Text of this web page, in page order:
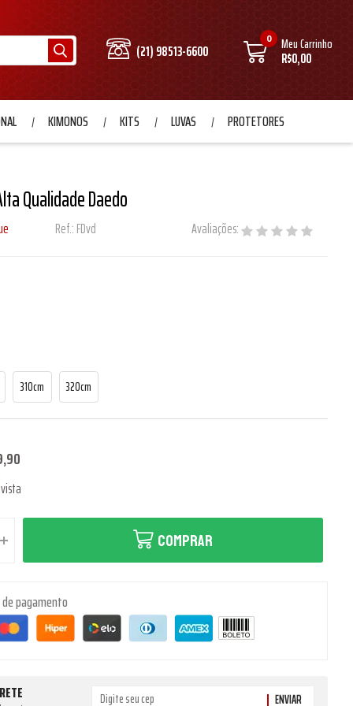
(21) 98513-6600
0 Meu Carrinho
R$0,00
KIMONOS KITS LUVAS PROTETORES
Qualidade Daedo
Ref.:FDvd Avaliações:
310cm 320cm
COMPRAR
pagamento
ENVIAR